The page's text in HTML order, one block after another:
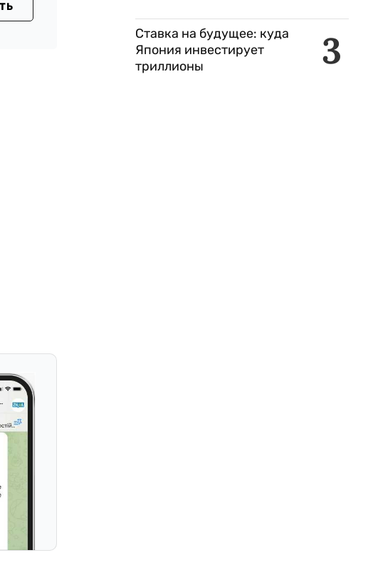
3
Ставка на будущее: куда
Япония инвестирует
триллионы